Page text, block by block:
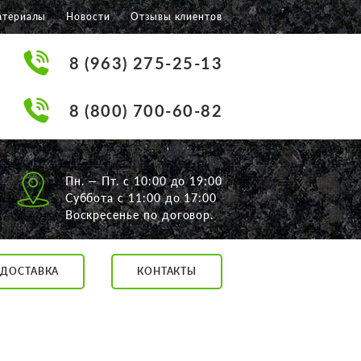
Новости Отзывы клиентов
8 (963) 275-25-13
8 (800) 700-60-82
Пн. — Пт. с 10:00 до 19:00
Суббота с 11:00 до 17:00
Воскресенье по договор.
ДОСТАВКА КОНТАКТЫ